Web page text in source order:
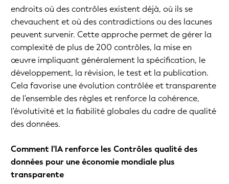
endroits où des contrôles existent déjà, où ils se
chevauchent et où des contradictions ou des lacunes
peuvent survenir. Cette approche permet de gérer la
complexité de plus de 200 contrôles, la mise en
œuvre impliquant généralement la spécification, le
développement, la révision, le test et la publication.
Cela favorise une évolution contrôlée et transparente
de l'ensemble des règles et renforce la cohérence,
l'évolutivité et la fiabilité globales du cadre de qualité
des données.
Comment l'IA renforce les Contrôles qualité des
données pour une économie mondiale plus
transparente